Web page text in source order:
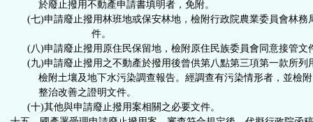
於廢止撥用不動產申請書填明者，免附。
(七)申請廢止撥用林班地或保安林地，檢附行政院農業委員會林務
件。
(八)申請廢止撥用原住民保留地，檢附原住民族委員會同意接管文
(九)申請廢止撥用之不動產於撥用後曾供第八點第三項第一款所列
檢附土壤及地下水污染調查報告。經調查有污染情形者，並檢附
整治改善之證明文件。
(十)其他與申請廢止撥用案相關之必要文件。